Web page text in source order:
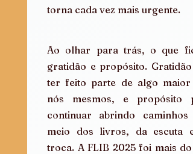
torna cada vez mais urgente.
Ao olhar para trás, o que
gratidão e propósito. Gratidão
ter feito parte de algo maior
nós mesmos, e propósito
continuar abrindo caminhos
meio dos livros, da escuta e
troca. A FLIB 2025 foi mais do